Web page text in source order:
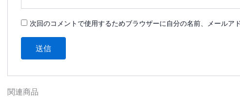
次回のコメントで使用するためブラウザーに自分の名前、メールア
関連商品